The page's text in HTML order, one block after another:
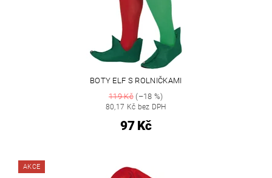
BOTY ELF S ROLNIČKAMI
119 Kč(–18 %)
80,17 Kč bez DPH
97 Kč
AKCE